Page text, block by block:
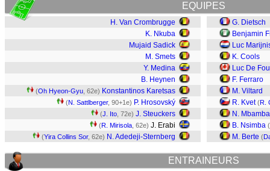
EQUIPES
H. Van Crombrugge
K. Nkuba
Mujaid Sadick
M. Smets
Y. Medina
B. Heynen
(Oh Hyeon-Gyu , 62e) Konstantinos Karetsas
(N. Sattlberger, 90+1e) P. Hrosovský
(J. Ito , 72e) J. Steuckers
(R. Mirisola , 62e) J. Erabi
(Yira Collins Sor, 62e) N. Adedeji-Sternberg
G. Dietsch
Benjamin
Luc
K. Cools
Luc De
F. Ferraro
M. Viltard
R. Kvet (R.
N. Mbamba
B. Nsimba (
M. Berte (
ENTRAINEURS